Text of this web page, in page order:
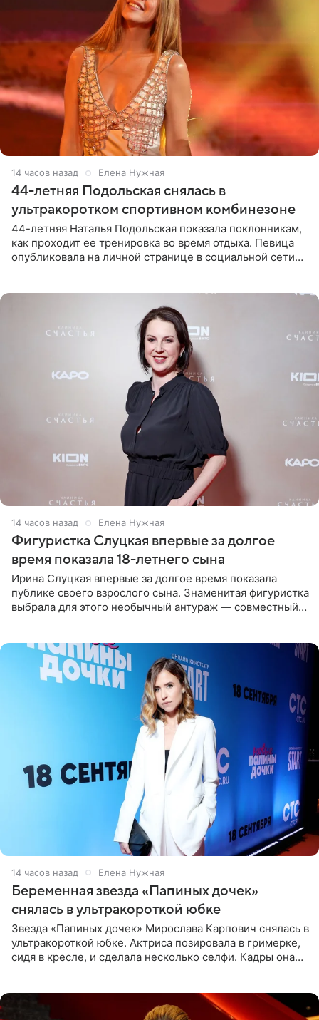
14 часов назад Елена Нужная
44-летняя Подольская снялась в
ультракоротком спортивном комбинезоне
44-летняя Наталья Подольская показала поклонникам,
как проходит ее тренировка во время отдыха. Певица
опубликовала на личной странице в социальной сети
14 часов назад Елена Нужная
Фигуристка Слуцкая впервые за долгое
время показала 18-летнего сына
Ирина Слуцкая впервые за долгое время показала
публике своего взрослого сына. Знаменитая фигуристка
выбрала для этого необычный антураж — совместный
14 часов назад Елена Нужная
Беременная звезда «Папиных дочек»
снялась в ультракороткой юбке
Звезда «Папиных дочек» Мирослава Карпович снялась в
ультракороткой юбке. Актриса позировала в гримерке,
сидя в кресле, и сделала несколько селфи. Кадры она